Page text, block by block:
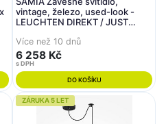
vintage, železo, used-look -
LEUCHTEN DIREKT / JUST
Více než 10 dnů
6 258 Kč
s DPH
DO KOŠÍKU
ZÁRUKA 5 LET